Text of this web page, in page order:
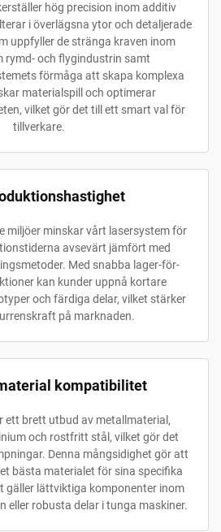
hög precision inom additiv
i överlägsna ytor och detaljerade
uppfyller de stränga kraven inom
rymd- och flygindustrin samt
förmåga att skapa komplexa
materialspill och optimerar
vilket gör det till ett smart val för
tillverkare.
miljöer minskar vårt lasersystem för
avsevärt jämfört med
Med snabba lager-för-
kan kunder uppnå kortare
och färdiga delar, vilket stärker
på marknaden.
kompatibilitet
ett brett utbud av metallmaterial,
och rostfritt stål, vilket gör det
Denna mångsidighet gör att
bästa materialet för sina specifika
gäller lättviktiga komponenter inom
eller robusta delar i tunga maskiner.